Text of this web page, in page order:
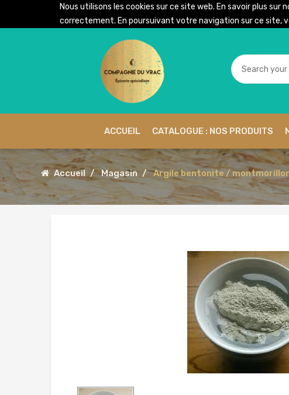
Nous utilisons les cookies sur ce site web. En savoir plus sur
correctement. En poursuivant votre navigation sur ce site,
ACCUEIL CATALOGUE : NOS PRODUITS
Accueil Magasin Argile bentonite /